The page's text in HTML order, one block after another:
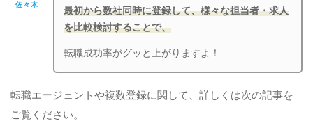
佐々木
最初から数社同時に登録して、様々な担当者・求人
を比較検討することで、
転職成功率がグッと上がりますよ！
転職エージェントや複数登録に関して、詳しくは次の記事を
ご覧ください。